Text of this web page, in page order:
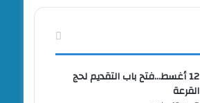
12 أغسط…فتح باب التقديم لحج
القرعة